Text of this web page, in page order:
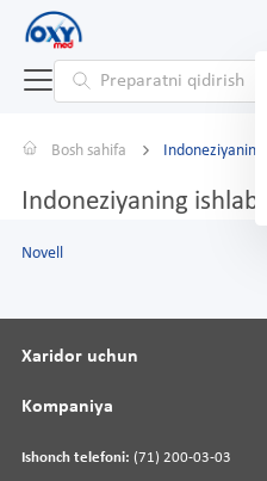
Bosh sahifa
Indoneziyaning
Novell
Ishonch telefoni: (71) 200-03-03
Xaridor uchun
Kompaniya